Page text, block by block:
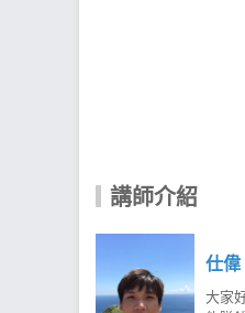
講師介紹
仕偉
大家